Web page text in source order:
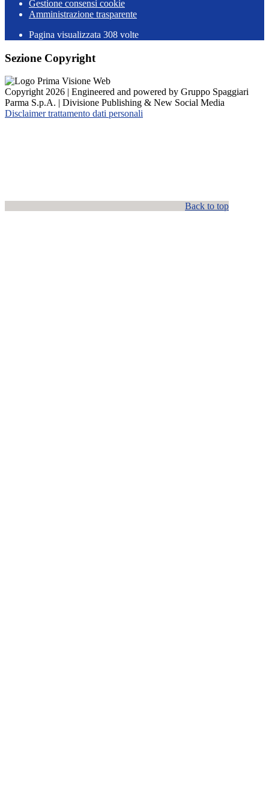
Gestione consensi cookie
Amministrazione trasparente
Pagina visualizzata 308 volte
Sezione Copyright
Copyright 2026 | Engineered and powered by Gruppo Spaggiari
Parma S.p.A. | Divisione Publishing & New Social Media
Disclaimer trattamento dati personali
Back to top